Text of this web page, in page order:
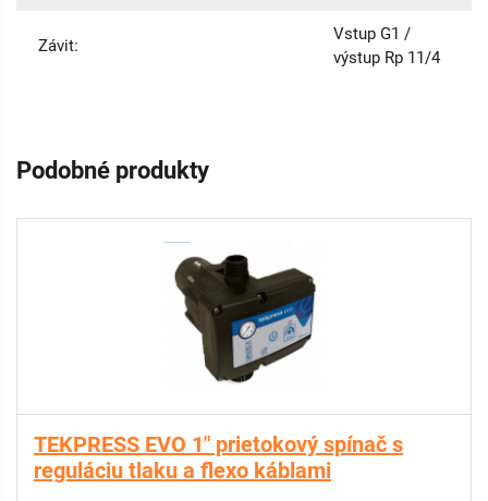
Závit:
Vstup G1 /
výstup Rp 11/4
Podobné produkty
TEKPRESS EVO 1" prietokový spínač s
reguláciu tlaku a flexo káblami